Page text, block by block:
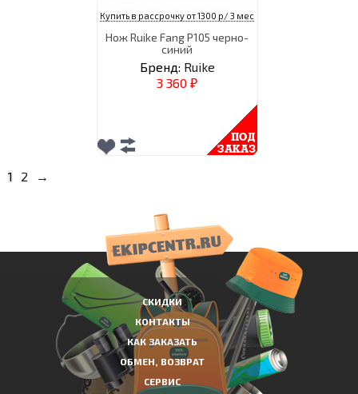
Купить в рассрочку от 1300 р/ 3 мес
Нож Ruike Fang P105 черно-
синий
Бренд: Ruike
3 360 ₽
1 2 →
СКИДКИ
КОНТАКТЫ
КАК ЗАКАЗАТЬ
ОБМЕН, ВОЗВРАТ
СЕРВИС